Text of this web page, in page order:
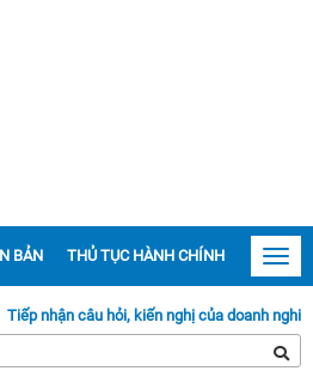
BẢN THỦ TỤC HÀNH CHÍNH
câu hỏi, kiến nghị của doanh nghiệp tại đây